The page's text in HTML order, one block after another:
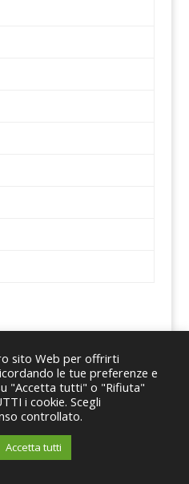
Group S.r.l. – P.IVA
sito Web per offrirti
le tue preferenze e
"Accetta tutti" o "Rifiuta"
i cookie. Scegli
controllato.
Accetta tutti